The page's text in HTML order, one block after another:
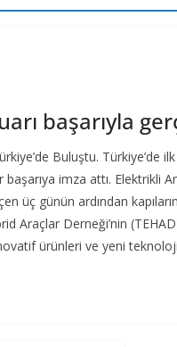
başarıyla
Buluştu. Türkiye’de
imza attı. Elektrikli
üç günün ardından
Araçlar Derneği’nin
ürünleri ve yeni